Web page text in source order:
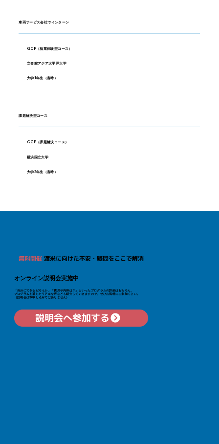
車両サービス会社でインターン
GCP（就業体験型コース）
立命館アジア太平洋大学
大学1年生（当時）
課題解決型コース
GCP（課題解決コース）
横浜国立大学
大学2年生（当時）
無料開催渡米に向けた不安・疑問をここで解消
オンライン説明会実施中
「自分にできるだろうか」「費用や内容は？」といった​プログラムの詳細はもちろん、
プログラムを通じたリアルな声なども紹介していきますので、ぜひお気軽にご参加くさい。
（説明会は本申し込みではありません）
説明会へ参加する